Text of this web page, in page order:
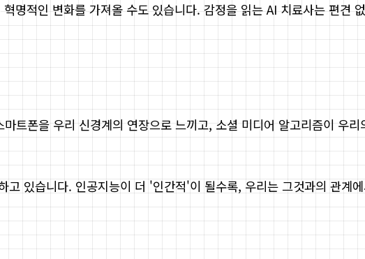
명적인 변화를 가져올 수도 있습니다. 감정을 읽는 AI 치료사는 편견
트폰을 우리 신경계의 연장으로 느끼고, 소셜 미디어 알고리즘이 우
있습니다. 인공지능이 더 '인간적'이 될수록, 우리는 그것과의 관계